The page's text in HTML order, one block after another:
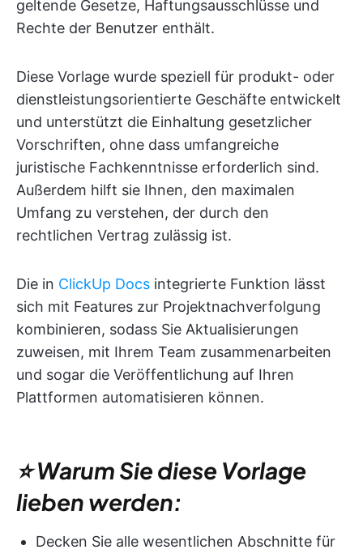
geltende Gesetze, Haftungsausschlüsse und
Rechte der Benutzer enthält.
Diese Vorlage wurde speziell für produkt- oder
dienstleistungsorientierte Geschäfte entwickelt
und unterstützt die Einhaltung gesetzlicher
Vorschriften, ohne dass umfangreiche
juristische Fachkenntnisse erforderlich sind.
Außerdem hilft sie Ihnen, den maximalen
Umfang zu verstehen, der durch den
rechtlichen Vertrag zulässig ist.
Die in ClickUp Docs integrierte Funktion lässt
sich mit Features zur Projektnachverfolgung
kombinieren, sodass Sie Aktualisierungen
zuweisen, mit Ihrem Team zusammenarbeiten
und sogar die Veröffentlichung auf Ihren
Plattformen automatisieren können.
⭐ Warum Sie diese Vorlage
lieben werden:
Decken Sie alle wesentlichen Abschnitte für